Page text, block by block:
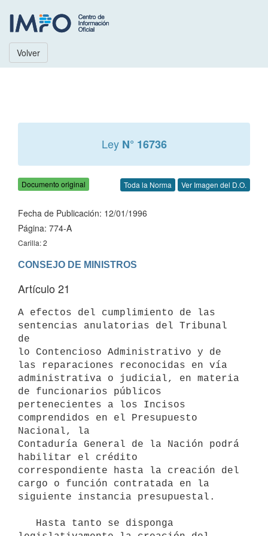
Volver
Ley N° 16736
Documento original Toda la Norma Ver Imagen del D.O.
Fecha de Publicación: 12/01/1996
Página: 774-A
Carilla: 2
Artículo 21
A efectos del cumplimiento de las
sentencias anulatorias del Tribunal
de
lo Contencioso Administrativo y de
las reparaciones reconocidas en vía
administrativa o judicial, en materia
de funcionarios públicos
pertenecientes a los Incisos
comprendidos en el Presupuesto
Nacional, la
Contaduría General de la Nación podrá
habilitar el crédito
correspondiente hasta la creación del
cargo o función contratada en la
siguiente instancia presupuestal.